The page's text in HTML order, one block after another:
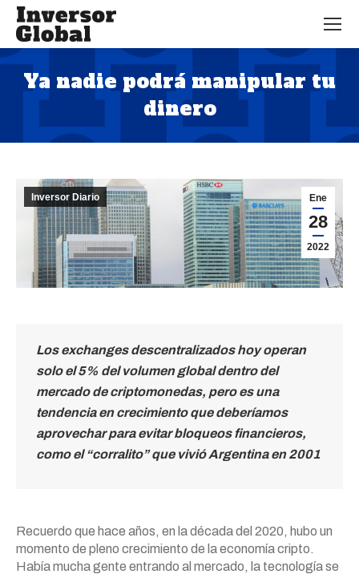
Ya nadie podrá manipular tu
dinero
Estás aquí:
Ene
28
2022
Inversor Diario
Los exchanges descentralizados hoy operan
solo el 5% del volumen global dentro del
mercado de criptomonedas, pero es una
tendencia en crecimiento que deberíamos
aprovechar para evitar bloqueos financieros,
como el “corralito” que vivió Argentina en 2001
Recuerdo que hace años, en la década del 2020, hubo un
momento de pleno crecimiento de la economía cripto.
Había mucha gente entrando al mercado, la tecnología se